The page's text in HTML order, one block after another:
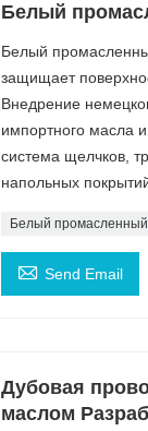
Белый
Белый
защищает
Внедрение
импортного масла
система щелчков,
напольных
Белый
 Send Email
Дубовая
маслом